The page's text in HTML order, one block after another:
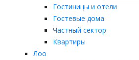
Гостиницы и отели
Гостевые дома
Частный сектор
Квартиры
Лоо